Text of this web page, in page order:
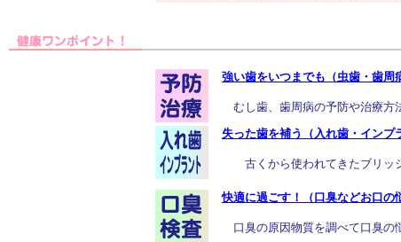
強い歯をいつまでも（虫歯・歯周
むし歯、歯周病の予防や治療方
失った歯を補う（入れ歯・インプ
古くから使われてきたブリッジ
快適に過ごす！（口臭などお口の
口臭の原因物質を調べて口臭の